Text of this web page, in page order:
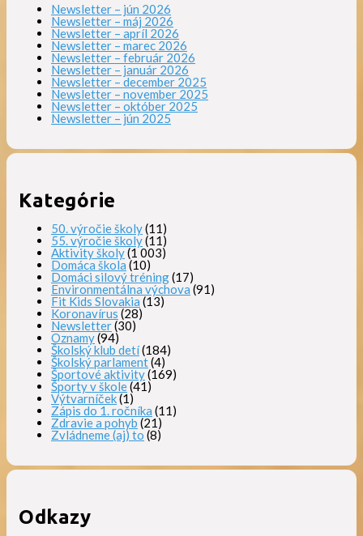
Newsletter – jún 2026
Newsletter – máj 2026
Newsletter – apríl 2026
Newsletter – marec 2026
Newsletter – február 2026
Newsletter – január 2026
Newsletter – december 2025
Newsletter – november 2025
Newsletter – október 2025
Newsletter – jún 2025
Kategórie
50. výročie školy(11)
55. výročie školy(11)
Aktivity školy(1 003)
Domáca škola (10)
Domáci silový tréning(17)
Environmentálna výchova (91)
Fit Kids Slovakia (13)
Koronavírus (28)
Newsletter(30)
Oznamy(94)
Školský klub detí(184)
Školský parlament(4)
Športové aktivity(169)
Športy v škole(41)
Výtvarníček(1)
Zápis do 1. ročníka (11)
Zdravie a pohyb (21)
Zvládneme (aj) to (8)
Odkazy